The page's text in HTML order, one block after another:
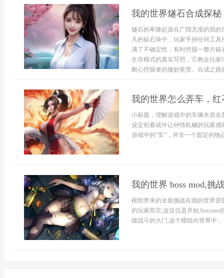
我的世界燧石合成探
燧石的卑微起源在广阔无垠的我
凡的砾石块中，玩家手持任何工
满了不确定性，有时挖掘一整片
生存模式的真实写照，它教会玩
耐心挖掘者的微妙奖赏。合成之路
我的世界怎么弄车，
小标题，理解游戏中的车辆本质
设定初看或许让钟情机械的玩家
游戏中的“车”，并非一个固定的
我的世界 boss mod,挑
模组带来的全新挑战在我的世界
的玩家而言,这仅仅是开始
级战斗的大门,这个模组向世界中...